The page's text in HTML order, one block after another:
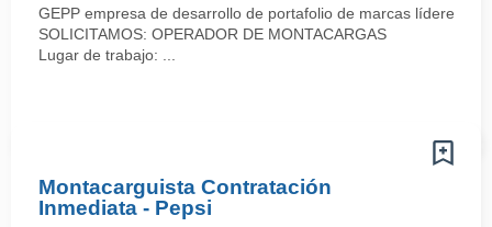
GEPP empresa de desarrollo de portafolio de marcas líderes
SOLICITAMOS: OPERADOR DE MONTACARGAS
Lugar de trabajo: ...
Montacarguista Contratación
Inmediata - Pepsi